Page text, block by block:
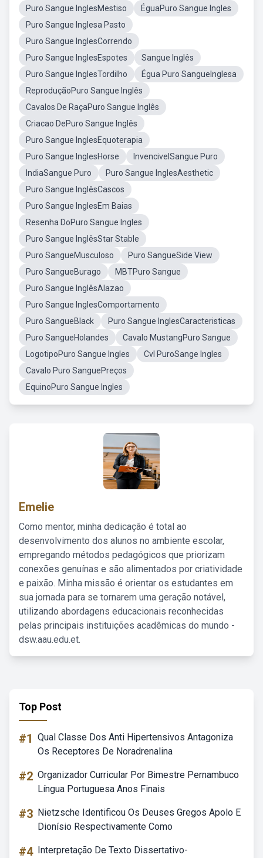
Puro Sangue InglesMestiso
ÉguaPuro Sangue Ingles
Puro Sangue Inglesa Pasto
Puro Sangue InglesCorrendo
Puro Sangue InglesEspotes
Sangue Inglês
Puro Sangue InglesTordilho
Égua Puro SangueInglesa
ReproduçãoPuro Sangue Inglês
Cavalos De RaçaPuro Sangue Inglês
Criacao DePuro Sangue Inglês
Puro Sangue InglesEquoterapia
Puro Sangue InglesHorse
InvencivelSangue Puro
IndiaSangue Puro
Puro Sangue InglesAesthetic
Puro Sangue InglêsCascos
Puro Sangue InglesEm Baias
Resenha DoPuro Sangue Ingles
Puro Sangue InglêsStar Stable
Puro SangueMusculoso
Puro SangueSide View
Puro SangueBurago
MBTPuro Sangue
Puro Sangue InglêsAlazao
Puro Sangue InglesComportamento
Puro SangueBlack
Puro Sangue InglesCaracteristicas
Puro SangueHolandes
Cavalo MustangPuro Sangue
LogotipoPuro Sangue Ingles
Cvl PuroSange Ingles
Cavalo Puro SanguePreços
EquinoPuro Sangue Ingles
Emelie
Como mentor, minha dedicação é total ao
desenvolvimento dos alunos no ambiente escolar,
empregando métodos pedagógicos que priorizam
conexões genuínas e são alimentados por criatividade
e paixão. Minha missão é orientar os estudantes em
sua jornada para se tornarem uma geração notável,
utilizando abordagens educacionais reconhecidas
pelas principais instituições acadêmicas do mundo -
dsw.aau.edu.et.
Top Post
#1 Qual Classe Dos Anti Hipertensivos Antagoniza
Os Receptores De Noradrenalina
#2 Organizador Curricular Por Bimestre Pernambuco
Língua Portuguesa Anos Finais
#3 Nietzsche Identificou Os Deuses Gregos Apolo E
Dionísio Respectivamente Como
#4 Interpretação De Texto Dissertativo-